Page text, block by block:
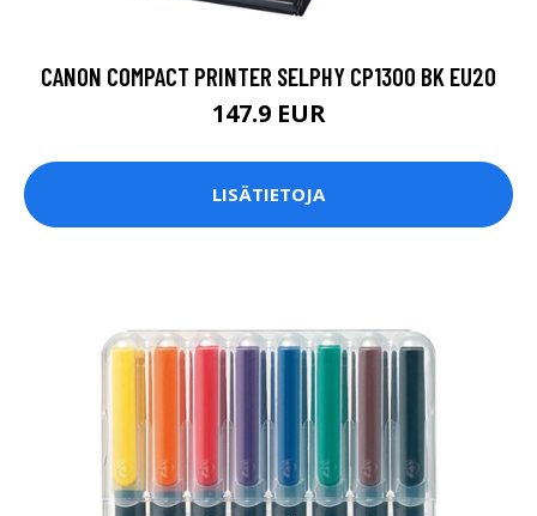
CANON COMPACT PRINTER SELPHY CP1300 BK EU20
147.9 EUR
LISÄTIETOJA